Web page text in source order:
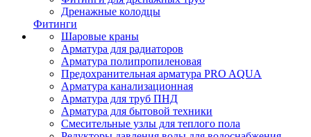
Дренажные колодцы
Фитинги
Шаровые краны
Арматура для радиаторов
Арматура полипропиленовая
Предохранительная арматура PRO AQUA
Арматура канализационная
Арматура для труб ПНД
Арматура для бытовой техники
Смесительные узлы для теплого пола